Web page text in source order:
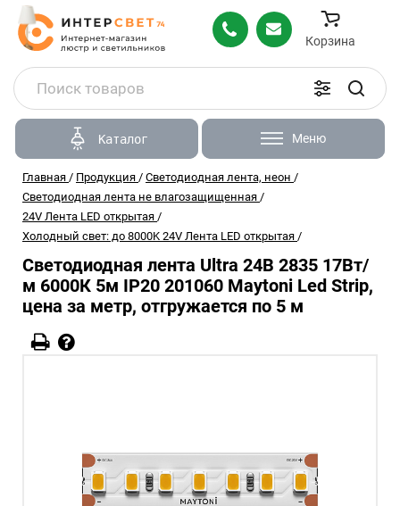
Корзина
Каталог Меню
Главная / Продукция / Светодиодная лента, неон /
Светодиодная лента не влагозащищенная /
24V Лента LED открытая /
Холодный свет: до 8000K 24V Лента LED открытая /
Светодиодная лента Ultra 24В 2835 17Вт/
м 6000К 5м IP20 201060 Maytoni Led Strip,
цена за метр, отгружается по 5 м